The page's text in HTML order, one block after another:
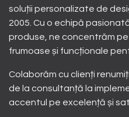
soluții personalizate de
2005. Cu o echipă
produse, ne concentrăm
frumoase și funcționale
Colaborăm cu clienți
de la consultanță la
accentul pe excelență și